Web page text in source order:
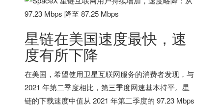
星链在美国速度最快，速
度有所下降
在美国 ，希望使用卫星互联网服务的消费者发现，与
2021 年第二季度相比，第三季度网速基本持平。 星
链的下载速度中值从 2021 年第二季度的 97.23 Mbps